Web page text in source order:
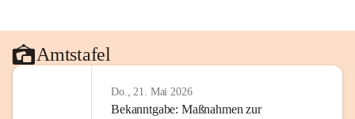
Amtstafel
Do., 21. Mai 2026
Bekanntgabe: Maßnahmen zur